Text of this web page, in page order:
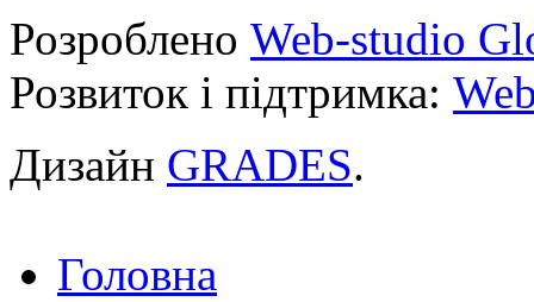
Розроблено Web-studio
Розвиток і підтримка:
Дизайн GRADES.
Головна